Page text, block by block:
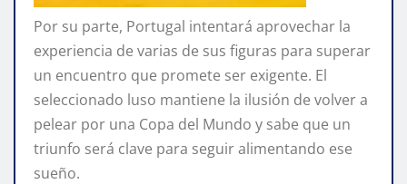
Por su parte, Portugal intentará aprovechar la
experiencia de varias de sus figuras para superar
un encuentro que promete ser exigente. El
seleccionado luso mantiene la ilusión de volver a
pelear por una Copa del Mundo y sabe que un
triunfo será clave para seguir alimentando ese
sueño.